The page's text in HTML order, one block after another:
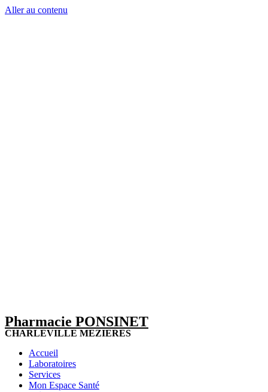
Aller au contenu
Pharmacie PONSINET
CHARLEVILLE MEZIERES
Accueil
Laboratoires
Services
Mon Espace Santé